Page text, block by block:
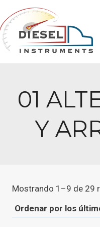
Saltar
al
contenido
01
Y
Mostrando 1–9 de 29